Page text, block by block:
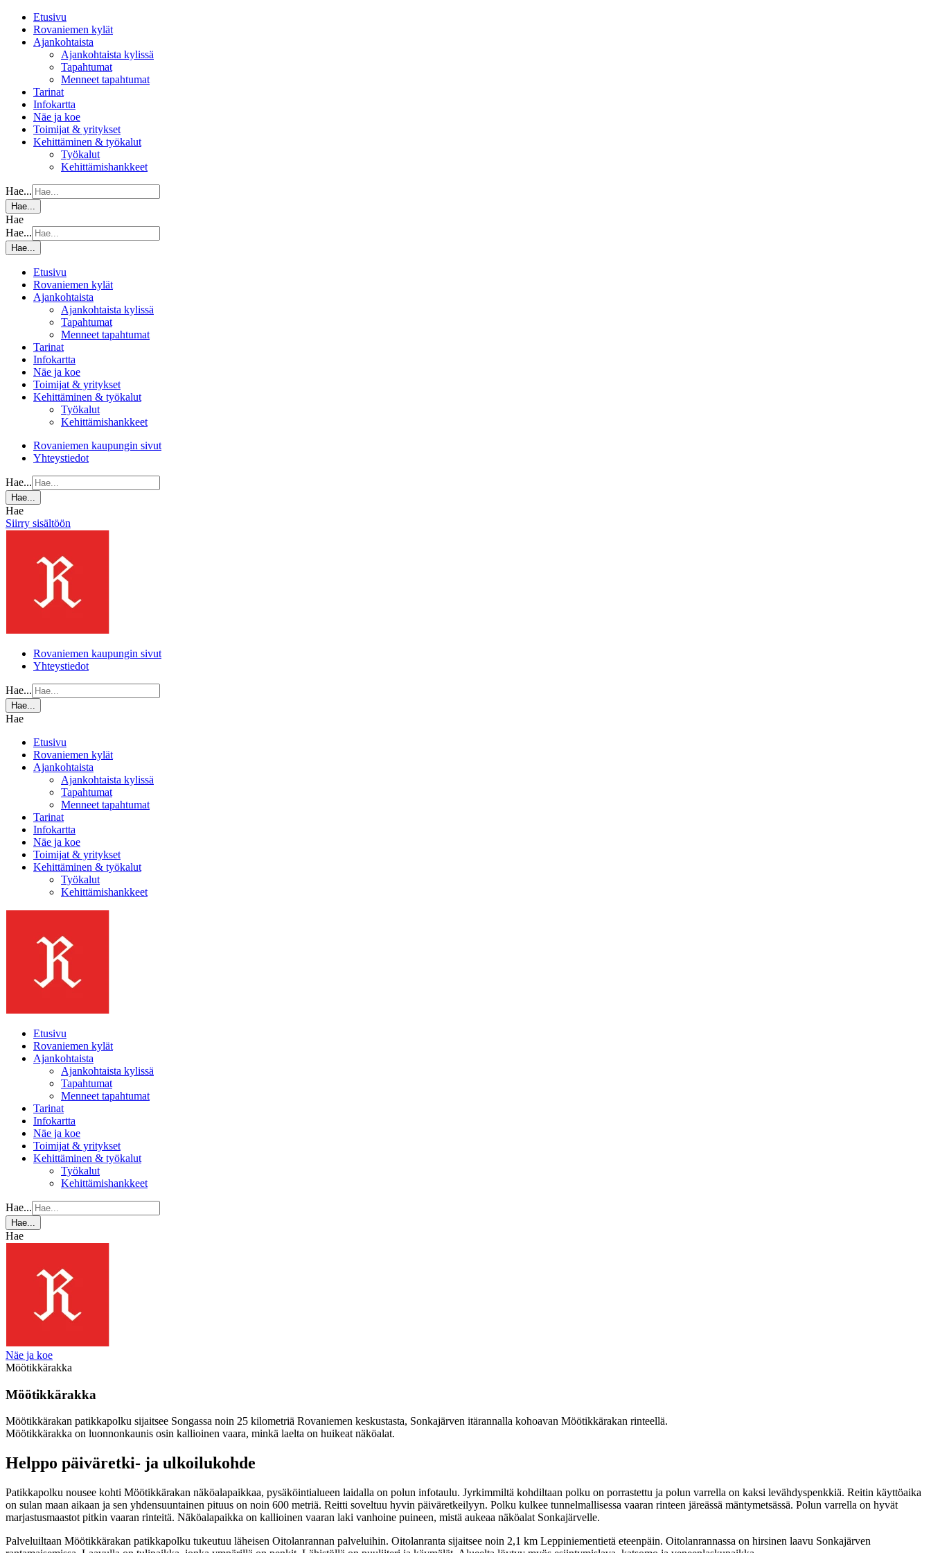
Etusivu
Rovaniemen kylät
Ajankohtaista
Ajankohtaista kylissä
Tapahtumat
Menneet tapahtumat
Tarinat
Infokartta
Näe ja koe
Toimijat & yritykset
Kehittäminen & työkalut
Työkalut
Kehittämishankkeet
Hae...
Hae...
Hae
Hae...
Hae...
Etusivu
Rovaniemen kylät
Ajankohtaista
Ajankohtaista kylissä
Tapahtumat
Menneet tapahtumat
Tarinat
Infokartta
Näe ja koe
Toimijat & yritykset
Kehittäminen & työkalut
Työkalut
Kehittämishankkeet
Rovaniemen kaupungin sivut
Yhteystiedot
Hae...
Hae...
Hae
Siirry sisältöön
Rovaniemen kaupungin sivut
Yhteystiedot
Hae...
Hae...
Hae
Etusivu
Rovaniemen kylät
Ajankohtaista
Ajankohtaista kylissä
Tapahtumat
Menneet tapahtumat
Tarinat
Infokartta
Näe ja koe
Toimijat & yritykset
Kehittäminen & työkalut
Työkalut
Kehittämishankkeet
Etusivu
Rovaniemen kylät
Ajankohtaista
Ajankohtaista kylissä
Tapahtumat
Menneet tapahtumat
Tarinat
Infokartta
Näe ja koe
Toimijat & yritykset
Kehittäminen & työkalut
Työkalut
Kehittämishankkeet
Hae...
Hae...
Hae
Näe ja koe
Möötikkärakka
Möötikkärakka
Möötikkärakan patikkapolku sijaitsee Songassa noin 25 kilometriä Rovaniemen keskustasta, Sonkajärven itärannalla kohoavan Möötikkärakan rinteellä.
Möötikkärakka on luonnonkaunis osin kallioinen vaara, minkä laelta on huikeat näköalat.
Helppo päiväretki- ja ulkoilukohde
Patikkapolku nousee kohti Möötikkärakan näköalapaikkaa, pysäköintialueen laidalla on polun infotaulu. Jyrkimmiltä kohdiltaan polku on porrastettu ja polun varrella on kaksi levähdyspenkkiä. Reitin käyttöaika
on sulan maan aikaan ja sen yhdensuuntainen pituus on noin 600 metriä. Reitti soveltuu hyvin päiväretkeilyyn. Polku kulkee tunnelmallisessa vaaran rinteen järeässä mäntymetsässä. Polun varrella on hyvät
marjastusmaastot pitkin vaaran rinteitä. Näköalapaikka on kallioinen vaaran laki vanhoine puineen, mistä aukeaa näköalat Sonkajärvelle.
Palveluiltaan Möötikkärakan patikkapolku tukeutuu läheisen Oitolanrannan palveluihin. Oitolanranta sijaitsee noin 2,1 km Leppiniementietä eteenpäin. Oitolanrannassa on hirsinen laavu Sonkajärven